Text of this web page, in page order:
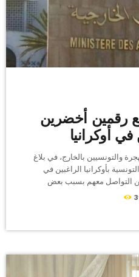
رقمين أخضرين
أوكرانيا
والتونسيين بالخارج، في بلاغ
بأوكرانيا الراغبين في
التواصل معهم بسبب بعض
الأزمة بالوزارة عبر الرقمين
الذين عبروا الحدود